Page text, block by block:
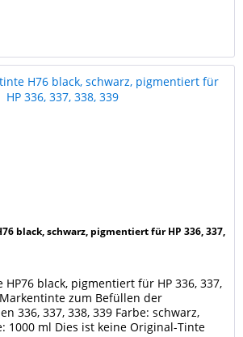
black, schwarz, pigmentiert für HP 336, 337,
black, pigmentiert für HP 336, 337,
zum Befüllen der
336, 337, 338, 339 Farbe: schwarz,
1000 ml Dies ist keine Original-Tinte